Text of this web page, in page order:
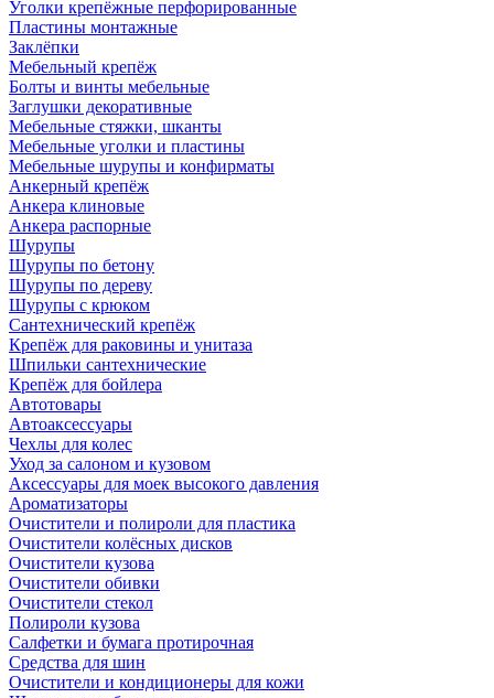
Уголки крепёжные перфорированные
Пластины монтажные
Заклёпки
Мебельный крепёж
Болты и винты мебельные
Заглушки декоративные
Мебельные стяжки, шканты
Мебельные уголки и пластины
Мебельные шурупы и конфирматы
Анкерный крепёж
Анкера клиновые
Анкера распорные
Шурупы
Шурупы по бетону
Шурупы по дереву
Шурупы с крюком
Сантехнический крепёж
Крепёж для раковины и унитаза
Шпильки сантехнические
Крепёж для бойлера
Автотовары
Автоаксессуары
Чехлы для колес
Уход за салоном и кузовом
Аксессуары для моек высокого давления
Ароматизаторы
Очистители и полироли для пластика
Очистители колёсных дисков
Очистители кузова
Очистители обивки
Очистители стекол
Полироли кузова
Салфетки и бумага протирочная
Средства для шин
Очистители и кондиционеры для кожи